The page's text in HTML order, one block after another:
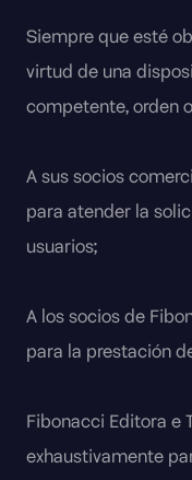
Siempre que esté
virtud de una
competente, orden
A sus socios
para atender la
usuarios;
A los socios de
para la prestación
Fibonacci Editora e
exhaustivamente